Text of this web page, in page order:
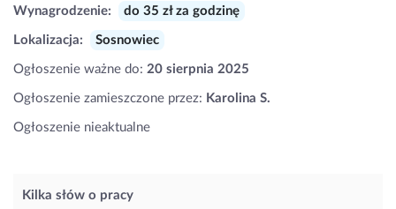
Wynagrodzenie: do 35 zł za godzinę
Lokalizacja: Sosnowiec
Ogłoszenie ważne do: 20 sierpnia 2025
Ogłoszenie zamieszczone przez: Karolina S.
Ogłoszenie nieaktualne
Kilka słów o pracy